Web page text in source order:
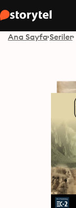
Ana Sayfa Seriler